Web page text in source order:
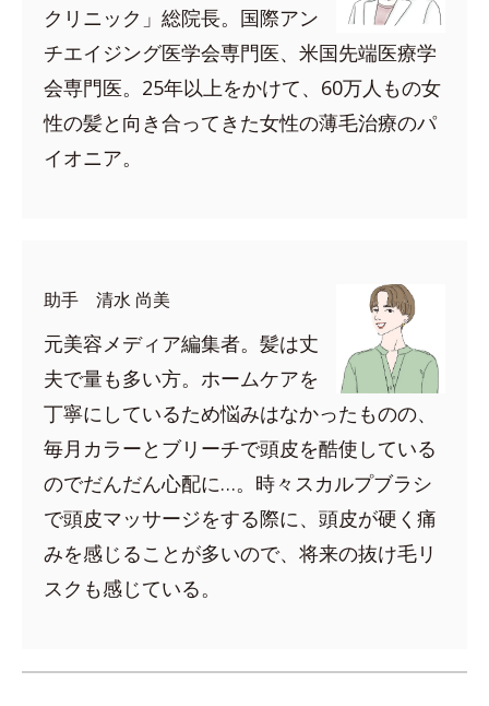
クリニック」総院長。国際アン
チエイジング医学会専門医、米国先端医療学
会専門医。25年以上をかけて、60万人もの女
性の髪と向き合ってきた女性の薄毛治療のパ
イオニア。
助手 清水 尚美
元美容メディア編集者。髪は丈
夫で量も多い方。ホームケアを
丁寧にしているため悩みはなかったものの、
毎月カラーとブリーチで頭皮を酷使している
のでだんだん心配に…。時々スカルプブラシ
で頭皮マッサージをする際に、頭皮が硬く痛
みを感じることが多いので、将来の抜け毛リ
スクも感じている。